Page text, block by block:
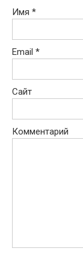
Имя *
Email *
Сайт
Комментарий